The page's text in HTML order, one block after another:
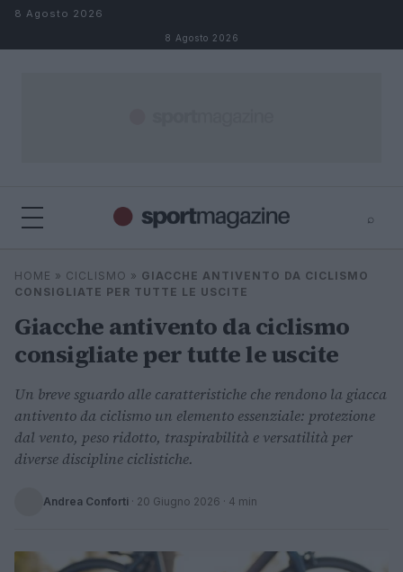
Salta al contenuto
8 Agosto 2026
8 Agosto 2026
⌕
Cerca
⌕
HOME » CICLISMO » GIACCHE ANTIVENTO DA CICLISMO
CONSIGLIATE PER TUTTE LE USCITE
Giacche antivento da ciclismo
consigliate per tutte le uscite
Un breve sguardo alle caratteristiche che rendono la giacca
antivento da ciclismo un elemento essenziale: protezione
dal vento, peso ridotto, traspirabilità e versatilità per
diverse discipline ciclistiche.
Andrea Conforti · 20 Giugno 2026 · 4 min